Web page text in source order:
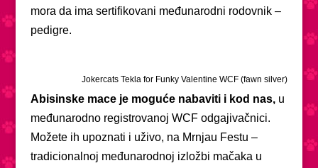
mora da ima sertifikovani međunarodni rodovnik –
pedigre.
Jokercats Tekla for Funky Valentine WCF (fawn silver)
Abisinske mace je moguće nabaviti i kod nas, u
međunarodno registrovanoj WCF odgajivačnici.
Možete ih upoznati i uživo, na Mrnjau Festu –
tradicionalnoj međunarodnoj izložbi mačaka u